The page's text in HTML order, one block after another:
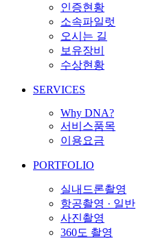
인증현황
소속파일럿
오시는 길
보유장비
수상현황
SERVICES
Why DNA?
서비스품목
이용요금
PORTFOLIO
실내드론촬영
항공촬영 · 일반
사진촬영
360도 촬영